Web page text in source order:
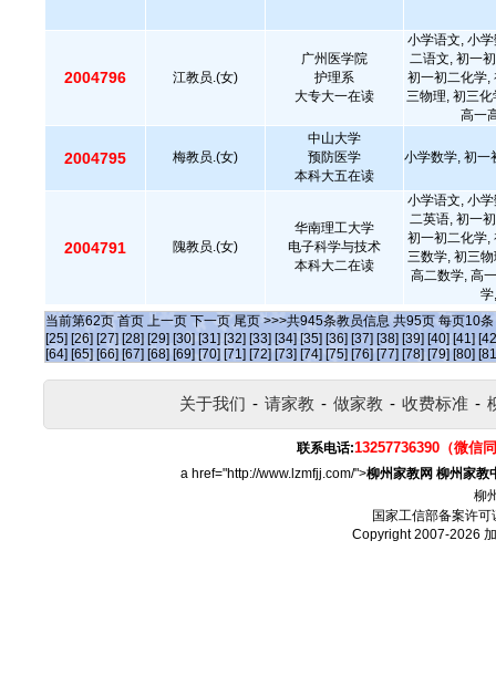
2004796 江教员.(女)
广州医学院
护理系
大专大一在读
小学语文, 小
二语文, 初一
初一初二化学,
三物理, 初三
高一
2004795 梅教员.(女)
中山大学
预防医学
本科大五在读
小学数学, 初一
2004791 隗教员.(女)
华南理工大学
电子科学与技术
本科大二在读
小学语文, 小
二英语, 初一
初一初二化学,
三数学, 初三
高二数学, 高
当前第62页 首页 上一页 下一页 尾页 >>>共945条教员信息 共95页 每页10条
[25] [26] [27] [28] [29] [30] [31] [32] [33] [34] [35] [36] [37] [38] [39] [40] [41]
[64] [65] [66] [67] [68] [69] [70] [71] [72] [73] [74] [75] [76] [77] [78] [79] [80]
关于我们 - 请家教 - 做家教 - 收费标准 -
联系电话:13257736390（微信
a href="http://www.lzmfjj.com/">柳州家教网 柳州家教
柳
国家工信部备案许可
Copyright 2007-2026